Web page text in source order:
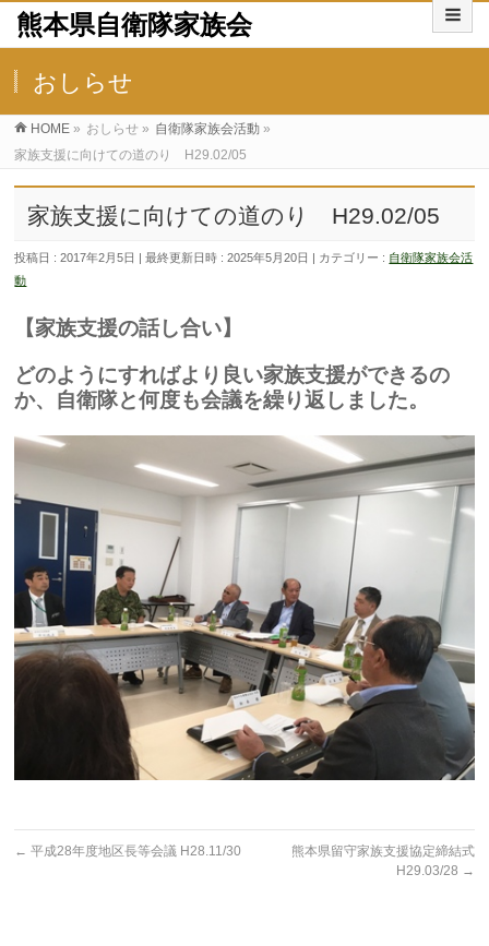
熊本県自衛隊家族会
おしらせ
HOME » おしらせ » 自衛隊家族会活動 »
家族支援に向けての道のり H29.02/05
家族支援に向けての道のり H29.02/05
投稿日 : 2017年2月5日 最終更新日時 : 2025年5月20日 カテゴリー : 自衛隊家族会活
動
【家族支援の話し合い】
どのようにすればより良い家族支援ができるの
か、自衛隊と何度も会議を繰り返しました。
← 平成28年度地区長等会議 H28.11/30
熊本県留守家族支援協定締結式
H29.03/28 →